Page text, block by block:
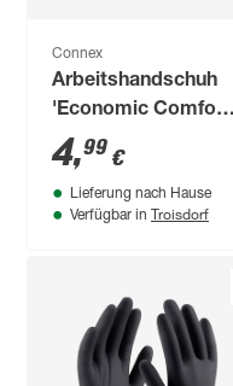
Connex
Arbeitshandschuh
'Economic Comfort
Touch' rot/schwarz
Größe 7/S
4,99 €
Lieferung nach Hause
Verfügbar in Troisdorf